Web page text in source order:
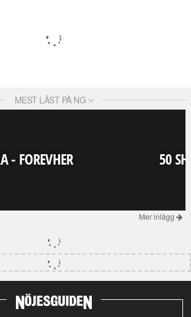
MEST LÄST PÅ NG
- FOREVHER 50
Mer inlägg